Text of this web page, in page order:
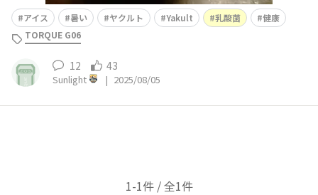
アイス 暑い ヤクルト Yakult 乳酸菌
健康
TORQUE G06
12 43
Sunlight | 2025/08/05
1-1件 / 全1件